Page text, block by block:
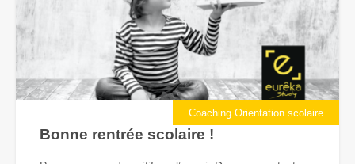
Coaching Orientation scolaire
Bonne rentrée scolaire !